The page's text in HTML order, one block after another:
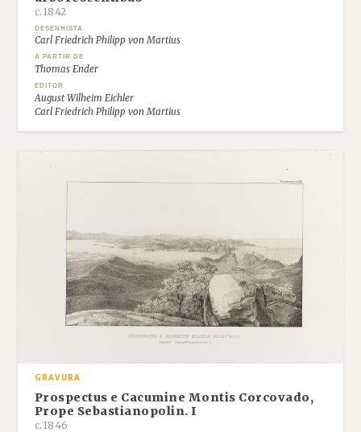
c.1842
DESENHISTA
Carl Friedrich Philipp von Martius
A PARTIR DE
Thomas Ender
EDITOR
August Wilheim Eichler
Carl Friedrich Philipp von Martius
GRAVURA
Prospectus e Cacumine Montis Corcovado,
Prope Sebastianopolin. I
c.1846